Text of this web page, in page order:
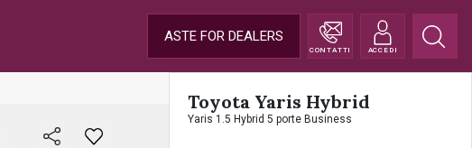
ASTE FOR DEALERS
CONTATTI ACCEDI
Toyota Yaris Hybrid
Yaris 1.5 Hybrid 5 porte Business